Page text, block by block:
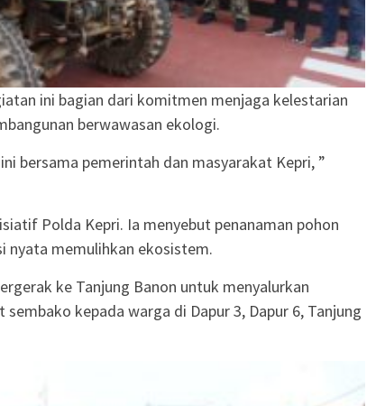
ini bagian dari komitmen menjaga kelestarian
berwawasan ekologi.
bersama pemerintah dan masyarakat Kepri, ”
Polda Kepri. Ia menyebut penanaman pohon
nyata memulihkan ekosistem.
ke Tanjung Banon untuk menyalurkan
kepada warga di Dapur 3, Dapur 6, Tanjung